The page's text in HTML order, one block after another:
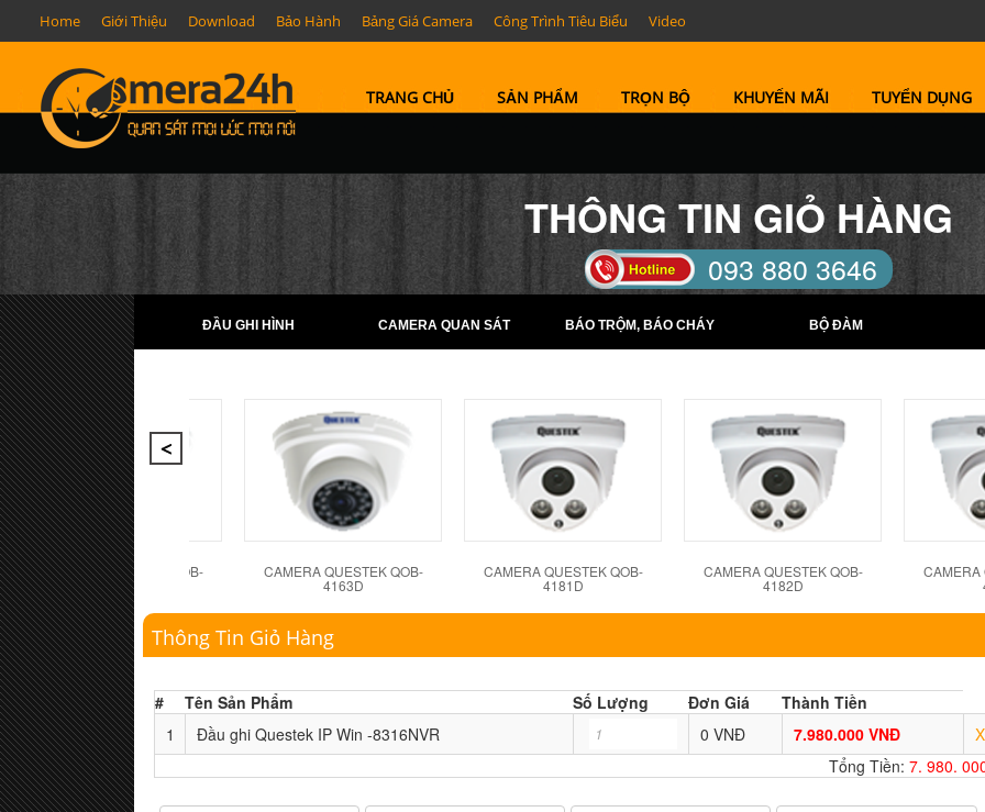
Home Giới Thiệu Download Bảo Hành Bảng Giá Camera Công Trình Tiêu Biểu Video
TRANG CHỦ SẢN PHẨM TRỌN BỘ KHUYẾN MÃI TUYỂN DỤNG
THÔNG TIN GIỎ HÀNG
093 880 3646
TELL: (0274) 6569422 -
(0274) 6569423
ĐẦU GHI HÌNH CAMERA QUAN SÁT BÁO TRỘM, BÁO CHÁY BỘ ĐÀM
CAMERA QUESTEK QOB-
4162D
CAMERA QUESTEK QOB-
4163D
CAMERA QUESTEK QOB-
4181D
CAMERA QUESTEK QOB-
4182D
CAMERA
Thông Tin Giỏ Hàng
# Tên Sản Phẩm Số Lượng Đơn Giá
Thành Tiền
1
Đầu ghi Questek IP Win -8316NVR 0 VNĐ 7.980.000 VNĐ
Tổng Tiền: 7. 980.